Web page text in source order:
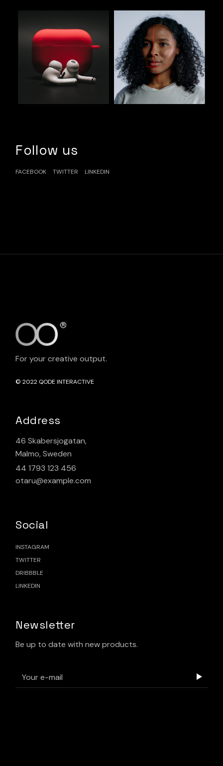
Follow us
FACEBOOK TWITTER LINKEDIN
For your creative output.
© 2022 QODE INTERACTIVE
Address
46 Skabersjogatan,
Malmo, Sweden
44 1793 123 456
otaru@example.com
Social
INSTAGRAM
TWITTER
DRIBBBLE
LINKEDIN
Newsletter
Be up to date with new products.